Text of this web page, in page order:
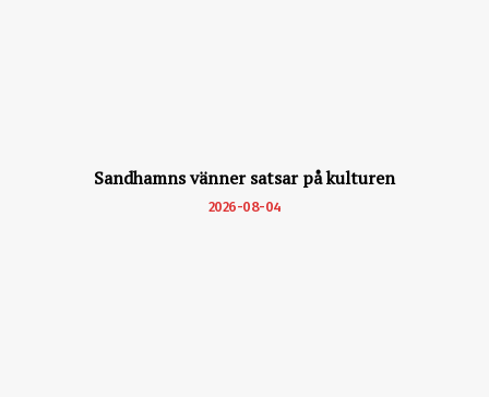
Sandhamns vänner satsar på kulturen
2026-08-04